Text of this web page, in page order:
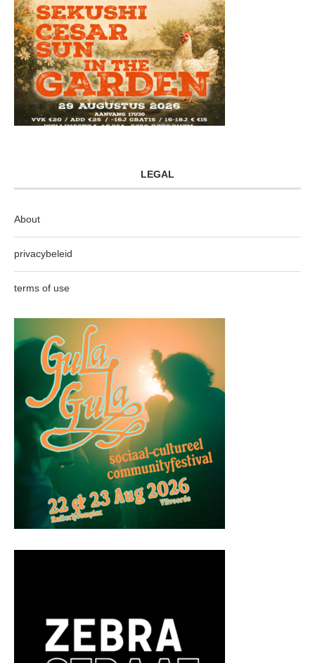
LEGAL
About
privacybeleid
terms of use